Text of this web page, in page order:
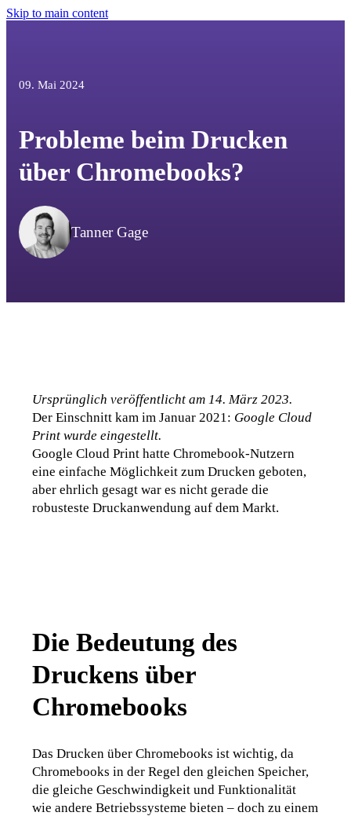
Skip to main content
09. Mai 2024
Probleme beim Drucken
über Chromebooks?
Tanner Gage
Ursprünglich veröffentlicht am 14. März 2023.
Der Einschnitt kam im Januar 2021: Google Cloud
Print wurde eingestellt.
Google Cloud Print hatte Chromebook-Nutzern
eine einfache Möglichkeit zum Drucken geboten,
aber ehrlich gesagt war es nicht gerade die
robusteste Druckanwendung auf dem Markt.
Die Bedeutung des
Druckens über
Chromebooks
Das Drucken über Chromebooks ist wichtig, da
Chromebooks in der Regel den gleichen Speicher,
die gleiche Geschwindigkeit und Funktionalität
wie andere Betriebssysteme bieten – doch zu einem